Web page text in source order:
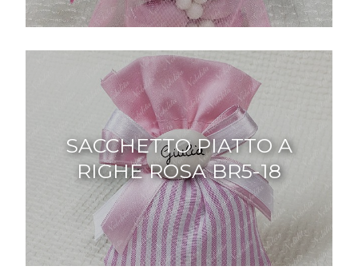
SACCHETTO PIATTO A
RIGHE ROSA BR5-18